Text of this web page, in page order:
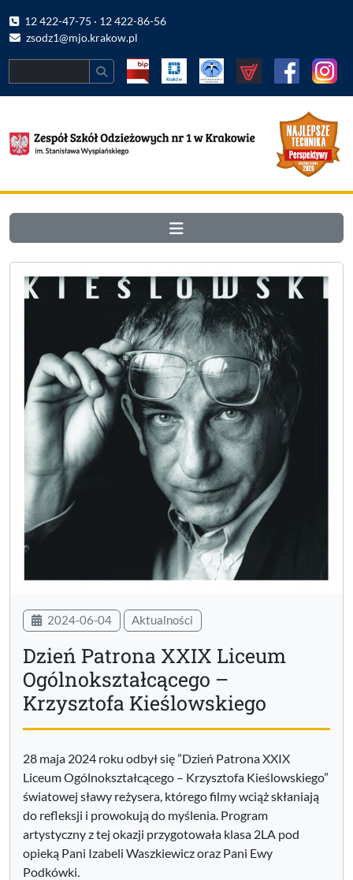
12 422-47-75 · 12 422-86-56
zsodz1@mjo.krakow.pl
2024-06-04 Aktualności
Dzień Patrona XXIX Liceum
Ogólnokształcącego –
Krzysztofa Kieślowskiego
28 maja 2024 roku odbył się ”Dzień Patrona XXIX
Liceum Ogólnokształcącego – Krzysztofa Kieślowskiego”
światowej sławy reżysera, którego filmy wciąż skłaniają
do refleksji i prowokują do myślenia. Program
artystyczny z tej okazji przygotowała klasa 2LA pod
opieką Pani Izabeli Waszkiewicz oraz Pani Ewy
Podkówki.